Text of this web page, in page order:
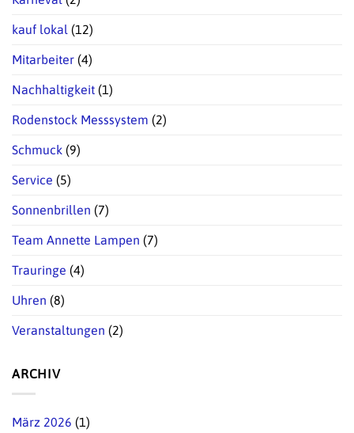
kauf lokal (12)
Mitarbeiter (4)
Nachhaltigkeit (1)
Rodenstock Messsystem (2)
Schmuck (9)
Service (5)
Sonnenbrillen (7)
Team Annette Lampen (7)
Trauringe (4)
Uhren (8)
Veranstaltungen (2)
ARCHIV
März 2026 (1)